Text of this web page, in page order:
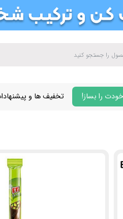
را بساز! تخفیف ها و